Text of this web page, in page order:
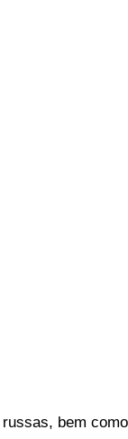
bem como